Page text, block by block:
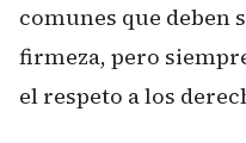
comunes que deben
firmeza, pero
el respeto a los